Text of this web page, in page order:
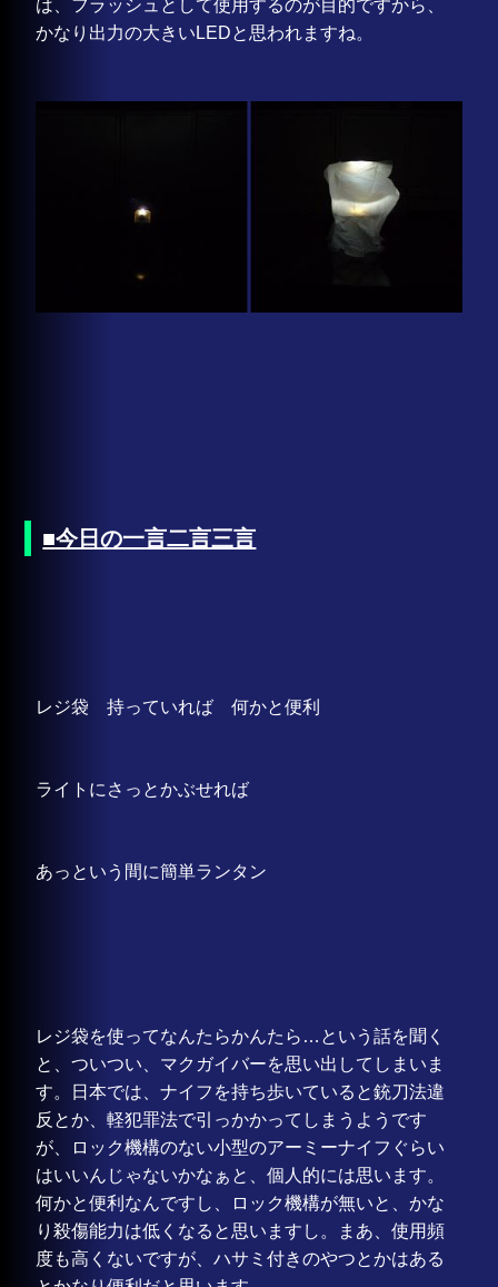
は、フラッシュとして使用するのが目的ですから、
かなり出力の大きいLEDと思われますね。
■今日の一言二言三言
レジ袋 持っていれば 何かと便利
ライトにさっとかぶせれば
あっという間に簡単ランタン
レジ袋を使ってなんたらかんたら…という話を聞く
と、ついつい、マクガイバーを思い出してしまいま
す。日本では、ナイフを持ち歩いていると銃刀法違
反とか、軽犯罪法で引っかかってしまうようです
が、ロック機構のない小型のアーミーナイフぐらい
はいいんじゃないかなぁと、個人的には思います。
何かと便利なんですし、ロック機構が無いと、かな
り殺傷能力は低くなると思いますし。まあ、使用頻
度も高くないですが、ハサミ付きのやつとかはある